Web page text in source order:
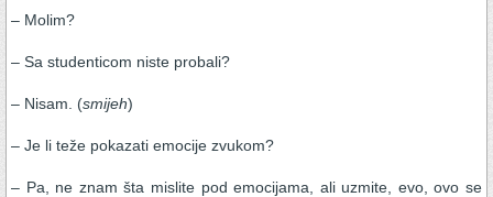
– Molim?
– Sa studenticom niste probali?
– Nisam. (smijeh)
– Je li teže pokazati emocije zvukom?
– Pa, ne znam šta mislite pod emocijama, ali uzmite, evo, ovo se